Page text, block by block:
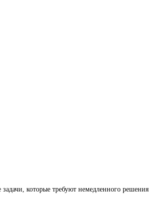
которые требуют немедленного решения